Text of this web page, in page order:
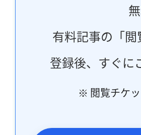
有料記事の「
登録後、すぐに
※ 閲覧チケ